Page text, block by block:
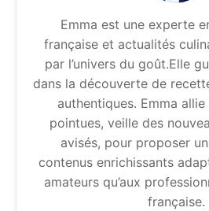
Emma est une experte
française et actualités
par l’univers du goût.Elle
dans la découverte de
authentiques. Emma
pointues, veille des
avisés, pour proposer
contenus enrichissants
amateurs qu’aux
française.